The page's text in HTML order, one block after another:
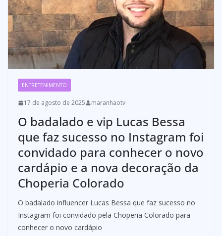
ENTRETENIMENTO
17 de agosto de 2025 maranhaotv
O badalado e vip Lucas Bessa
que faz sucesso no Instagram foi
convidado para conhecer o novo
cardápio e a nova decoração da
Choperia Colorado
O badalado influencer Lucas Bessa que faz sucesso no
Instagram foi convidado pela Choperia Colorado para
conhecer o novo cardápio